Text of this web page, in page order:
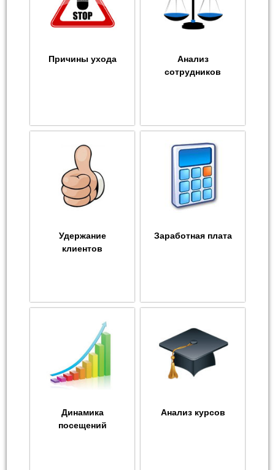
Причины ухода
Анализ
сотрудников
Удержание
клиентов
Заработная плата
Динамика
посещений
Анализ курсов